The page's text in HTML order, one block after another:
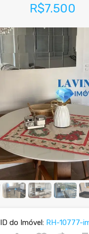
R$7.500
ID do Imóvel: RH-10777-